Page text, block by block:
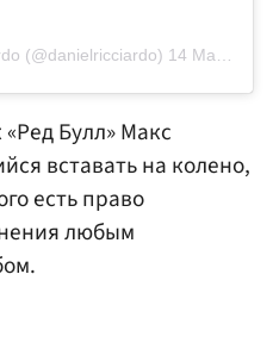
(@danielricciardo) 14 Май 2020 в 2:04 PDT
Булл» Макс
вставать на колено,
есть право
любым